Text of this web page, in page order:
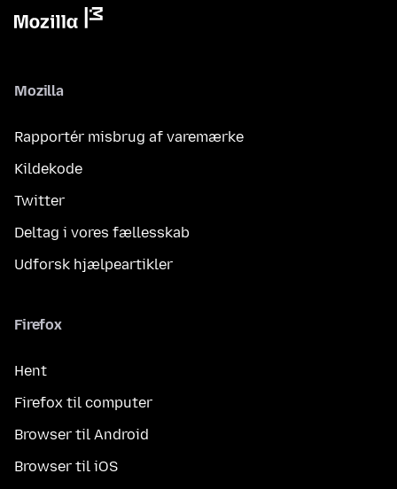
Mozilla
Rapportér misbrug af varemærke
Kildekode
Twitter
Deltag i vores fællesskab
Udforsk hjælpeartikler
Firefox
Hent
Firefox til computer
Browser til Android
Browser til iOS